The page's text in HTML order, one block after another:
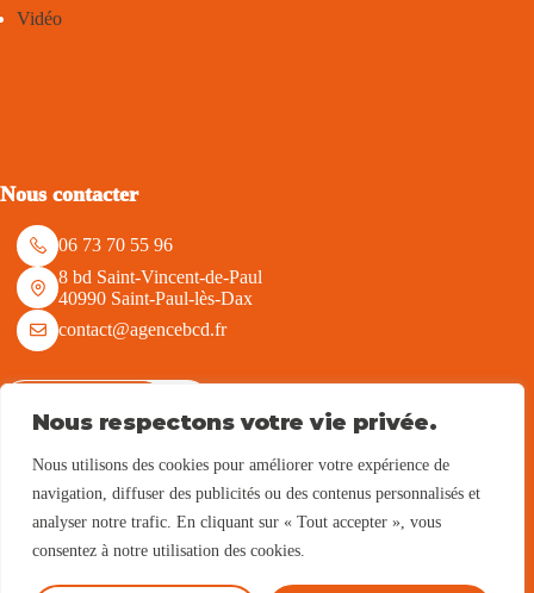
Nous respectons votre vie privée.
Nous utilisons des cookies pour améliorer votre expérience de
navigation, diffuser des publicités ou des contenus personnalisés et
analyser notre trafic. En cliquant sur « Tout accepter », vous
consentez à notre utilisation des cookies.
Vidéo
Nous contacter
06 73 70 55 96
8 bd Saint-Vincent-de-Paul
40990 Saint-Paul-lès-Dax
contact@agencebcd.fr
Nous suivre
Parrainage